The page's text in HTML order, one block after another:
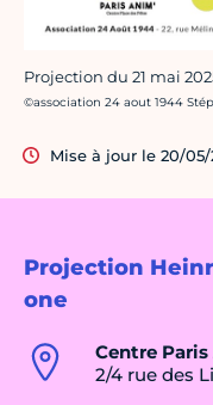
Projection
one
Centre
2/4 rue des
Projection du 21 mai
Crédit photo :
©association 24 aout 1944
Mise à jour le 20/05/